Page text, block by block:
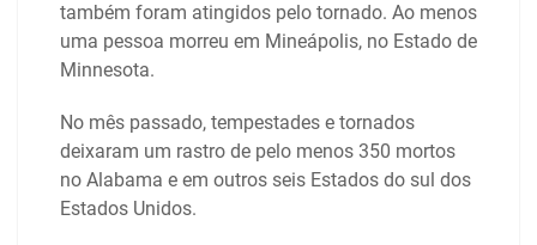
também foram atingidos pelo tornado. Ao menos
uma pessoa morreu em Mineápolis, no Estado de
Minnesota.
No mês passado, tempestades e tornados
deixaram um rastro de pelo menos 350 mortos
no Alabama e em outros seis Estados do sul dos
Estados Unidos.